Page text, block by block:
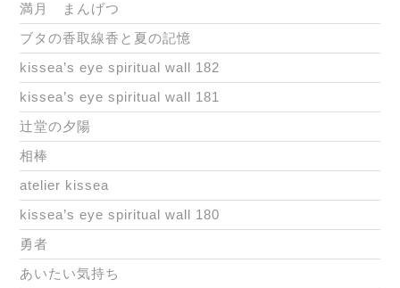
満月 まんげつ
ブタの香取線香と夏の記憶
kissea’s eye spiritual wall 182
kissea’s eye spiritual wall 181
辻堂の夕陽
相棒
atelier kissea
kissea’s eye spiritual wall 180
勇者
あいたい気持ち